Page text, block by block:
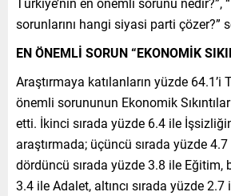
sorunlarını hangi siyasi parti çözer?”
EN ÖNEMLİ SORUN “EKONOMİK
Araştırmaya katılanların yüzde 64.1’i
önemli sorununun Ekonomik
etti. İkinci sırada yüzde 6.4 ile
araştırmada; üçüncü sırada yüzde
dördüncü sırada yüzde 3.8 ile Eğitim,
3.4 ile Adalet, altıncı sırada yüzde 2.7